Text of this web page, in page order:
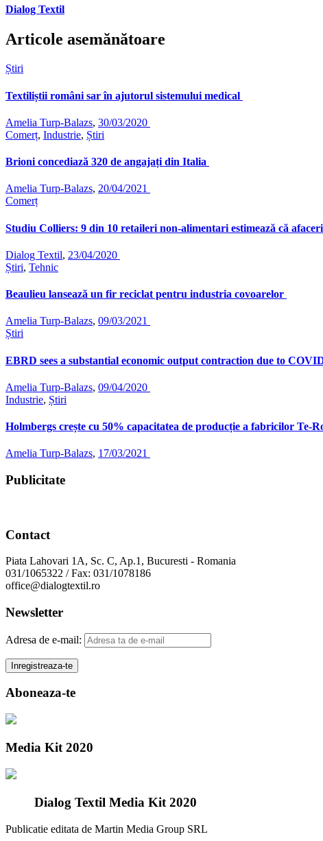
Dialog Textil
Articole asemănătoare
Știri
Textiliștii români sar în ajutorul sistemului medical
Amelia Turp-Balazs, 30/03/2020
Comerț, Industrie, Știri
Brioni concediază 320 de angajați din Italia
Amelia Turp-Balazs, 20/04/2021
Comerț
Studiu Colliers: 9 din 10 retaileri non-alimentari estimează că
Dialog Textil, 23/04/2020
Știri, Tehnic
Beaulieu lansează un fir reciclat pentru industria covoarelor
Amelia Turp-Balazs, 09/03/2021
Știri
EBRD sees a substantial economic output contraction due to
Amelia Turp-Balazs, 09/04/2020
Industrie, Știri
Holmbergs crește cu 50% capacitatea de producție a fabricilor Te-
Amelia Turp-Balazs, 17/03/2021
Publicitate
Contact
Piata Lahovari 1A, Sc. C, Ap.1, Bucuresti - Romania
031/1065322 / Fax: 031/1078186
office@dialogtextil.ro
Newsletter
Adresa de e-mail:
Aboneaza-te
Media Kit 2020
Dialog Textil Media Kit 2020
Publicatie editata de Martin Media Group SRL